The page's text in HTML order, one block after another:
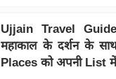
Ujjain Travel
महाकाल के दर्शन के
Places को अपनी List